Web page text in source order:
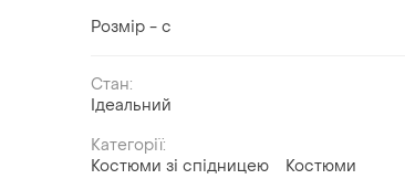
Розмір - с
Стан:
Ідеальний
Категорії:
Костюми зі спідницею
Костюми